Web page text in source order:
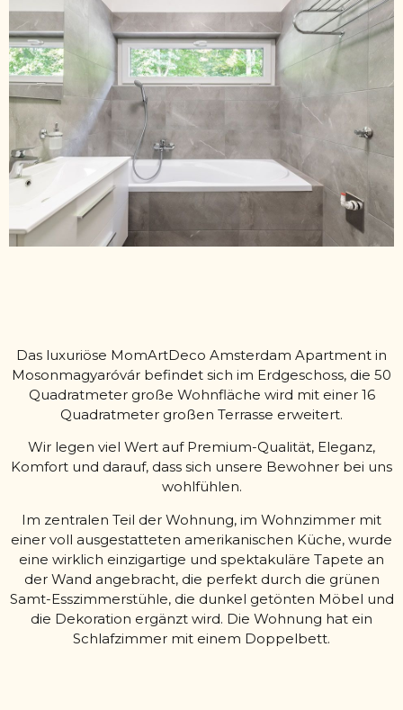
Das luxuriöse MomArtDeco Amsterdam Apartment in
Mosonmagyaróvár befindet sich im Erdgeschoss, die 50
Quadratmeter große Wohnfläche wird mit einer 16
Quadratmeter großen Terrasse erweitert.
Wir legen viel Wert auf Premium-Qualität, Eleganz,
Komfort und darauf, dass sich unsere Bewohner bei uns
wohlfühlen.
Im zentralen Teil der Wohnung, im Wohnzimmer mit
einer voll ausgestatteten amerikanischen Küche, wurde
eine wirklich einzigartige und spektakuläre Tapete an
der Wand angebracht, die perfekt durch die grünen
Samt-Esszimmerstühle, die dunkel getönten Möbel und
die Dekoration ergänzt wird. Die Wohnung hat ein
Schlafzimmer mit einem Doppelbett.